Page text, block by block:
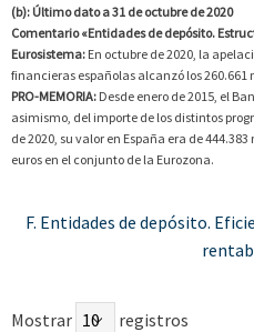
(b): Último dato a 31 de octubre de 2020
Comentario «Entidades de depósito.
Eurosistema: En octubre de 2020, la
financieras españolas alcanzó los 260.661
PRO-MEMORIA: Desde enero de 2015, el
asimismo, del importe de los distintos
de 2020, su valor en España era de
euros en el conjunto de la Eurozona.
F. Entidades de depósito.
Mostrar registros